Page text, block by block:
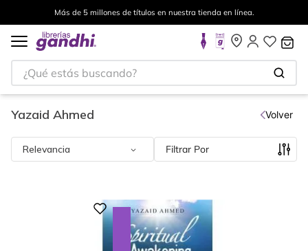
Más de 5 millones de títulos en nuestra tienda en línea.
¿Qué estás buscando?
Yazaid Ahmed Volver
Relevancia Filtrar